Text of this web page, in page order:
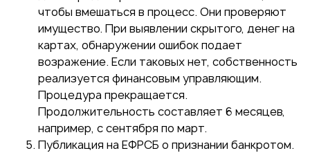
чтобы вмешаться в процесс. Они проверяют
имущество. При выявлении скрытого, денег на
картах, обнаружении ошибок подает
возражение. Если таковых нет, собственность
реализуется финансовым управляющим.
Процедура прекращается.
Продолжительность составляет 6 месяцев,
например, с сентября по март.
Публикация на ЕФРСБ о признании банкротом.